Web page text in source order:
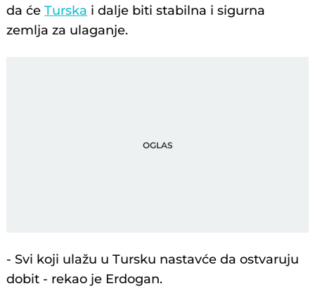
da ćeTurska i dalje biti stabilna i sigurna
zemlja za ulaganje.
- Svi koji ulažu u Tursku nastavće da ostvaruju
dobit - rekao je Erdogan.